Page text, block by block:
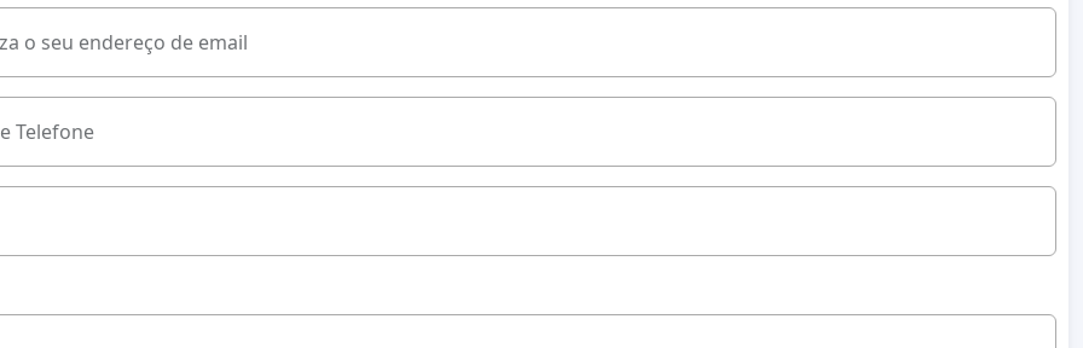
o seu endereço de email
Telefone